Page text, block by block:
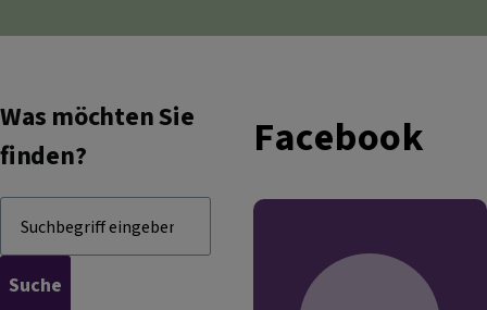
Was möchten Sie
finden?
Suche
Facebook